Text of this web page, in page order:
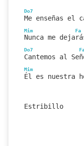
Do7
Me enseñas el
Mim Fa
Nunca me
Do7
Cantemos al
Mim
Él es nuestra
Estribillo